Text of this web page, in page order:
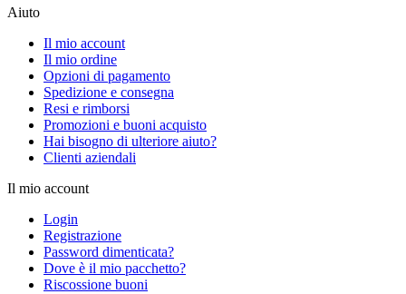
Aiuto
Il mio account
Il mio ordine
Opzioni di pagamento
Spedizione e consegna
Resi e rimborsi
Promozioni e buoni acquisto
Hai bisogno di ulteriore aiuto?
Clienti aziendali
Il mio account
Login
Registrazione
Password dimenticata?
Dove è il mio pacchetto?
Riscossione buoni